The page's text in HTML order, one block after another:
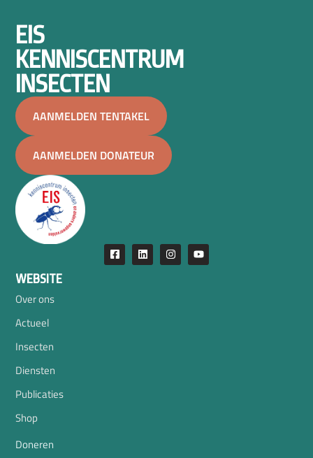
EIS
KENNISCENTRUM
INSECTEN
AANMELDEN TENTAKEL
AANMELDEN DONATEUR
WEBSITE
Over ons
Actueel
Insecten
Diensten
Publicaties
Shop
Doneren